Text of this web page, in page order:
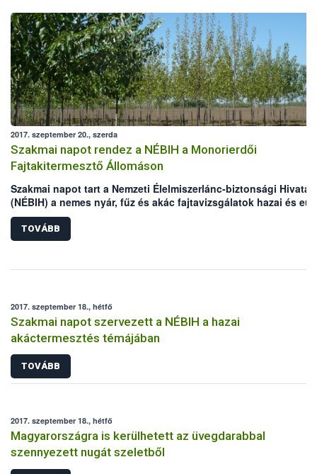
(NÉBIH) és a területileg illetékes kormányhivatalok biztosítják a
szakmai hátteret. Az audit arra hívja fel az állattartók figyelmét,
hogy a járványvédelmi előírások betartásával sokat tehetnek a
baromfiágazati kockázatok csökkentéséért.
2017. szeptember 20., szerda
Szakmai napot rendez a NÉBIH a Monorierdői
Fajtakitermesztő Állomáson
Szakmai napot tart a Nemzeti Élelmiszerlánc-biztonsági Hivatal
(NÉBIH) a nemes nyár, fűz és akác fajtavizsgálatok hazai és
tapasztalatairól.
TOVÁBB
2017. szeptember 18., hétfő
Szakmai napot szervezett a NÉBIH a hazai
akáctermesztés témájában
TOVÁBB
2017. szeptember 18., hétfő
Magyarországra is kerülhetett az üvegdarabbal
szennyezett nugát szeletből